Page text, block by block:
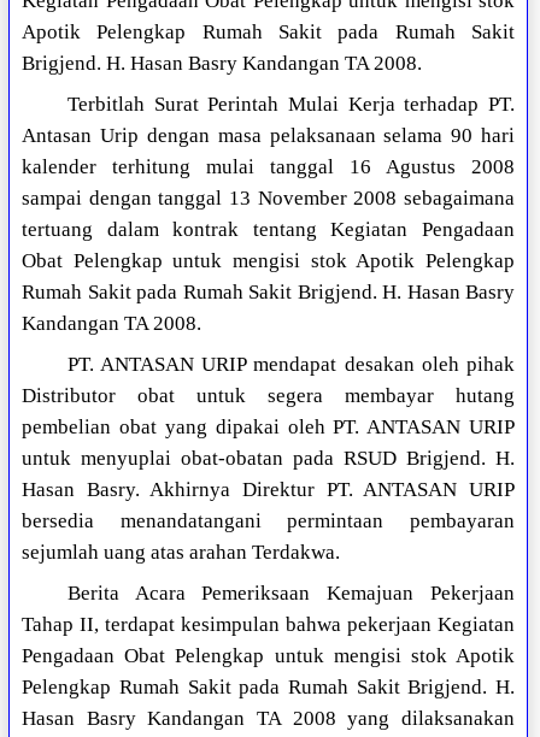
Apotik Pelengkap Rumah Sakit pada Rumah Sakit
Brigjend. H. Hasan Basry Kandangan TA 2008.
Terbitlah Surat Perintah Mulai Kerja terhadap PT.
Antasan Urip dengan masa pelaksanaan selama 90 hari
kalender terhitung mulai tanggal 16 Agustus 2008
sampai dengan tanggal 13 November 2008 sebagaimana
tertuang dalam kontrak tentang Kegiatan Pengadaan
Obat Pelengkap untuk mengisi stok Apotik Pelengkap
Rumah Sakit pada Rumah Sakit Brigjend. H. Hasan Basry
Kandangan TA 2008.
PT. ANTASAN URIP mendapat desakan oleh pihak
Distributor obat untuk segera membayar hutang
pembelian obat yang dipakai oleh PT. ANTASAN URIP
untuk menyuplai obat-obatan pada RSUD Brigjend. H.
Hasan Basry. Akhirnya Direktur PT. ANTASAN URIP
bersedia menandatangani permintaan pembayaran
sejumlah uang atas arahan Terdakwa.
Berita Acara Pemeriksaan Kemajuan Pekerjaan
Tahap II, terdapat kesimpulan bahwa pekerjaan Kegiatan
Pengadaan Obat Pelengkap untuk mengisi stok Apotik
Pelengkap Rumah Sakit pada Rumah Sakit Brigjend. H.
Hasan Basry Kandangan TA 2008 yang dilaksanakan